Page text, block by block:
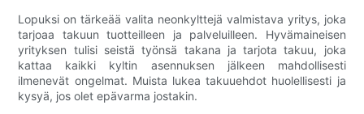
Lopuksi on tärkeää valita neonkylttejä valmistava yritys, joka
tarjoaa takuun tuotteilleen ja palveluilleen. Hyvämaineisen
yrityksen tulisi seistä työnsä takana ja tarjota takuu, joka
kattaa kaikki kyltin asennuksen jälkeen mahdollisesti
ilmenevät ongelmat. Muista lukea takuuehdot huolellisesti ja
kysyä, jos olet epävarma jostakin.